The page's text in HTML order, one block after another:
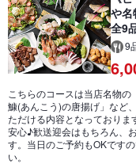
や名
全9
9
こちらのコースは当店名物
鱇(あんこう)の唐揚げ」など
ただける内容となっており
安心♪歓送迎会はもちろん、
す。当日のご予約もOKです
い。